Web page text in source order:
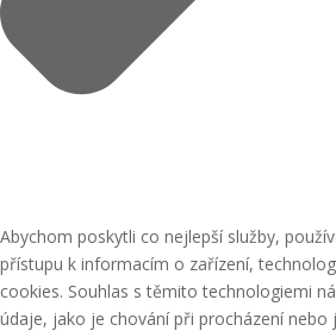
Abychom poskytli co nejlepší služby,
přístupu k informacím o zařízení,
cookies. Souhlas s těmito technologiemi
údaje, jako je chování při procházení